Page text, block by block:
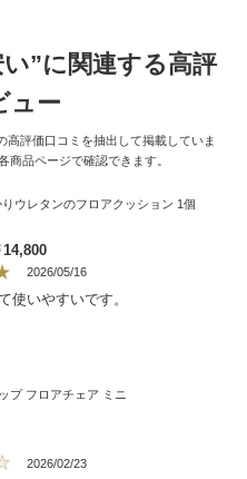
”に関連する高評
ュー
評価口コミを抽出して掲載していま
商品ページで確認できます。
ウレタンのフロアクッション 1個
14,800
2026/05/16
使いやすいです。
プ フロアチェア ミニ
2026/02/23